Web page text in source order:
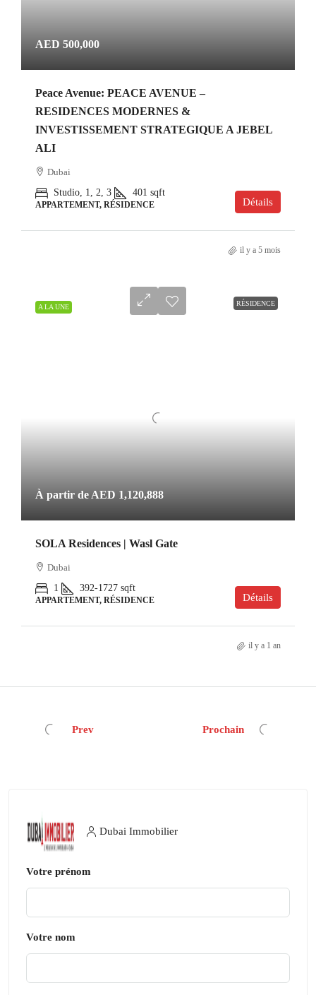
AED 500,000
Peace Avenue: PEACE AVENUE –
RESIDENCES MODERNES &
INVESTISSEMENT STRATEGIQUE A JEBEL
ALI
Dubai
Studio, 1, 2, 3
401 sqft
APPARTEMENT, RÉSIDENCE Détails
il y a 5 mois
A LA UNE RÉSIDENCE
À partir de AED 1,120,888
SOLA Residences | Wasl Gate
Dubai
1
392-1727 sqft
APPARTEMENT, RÉSIDENCE Détails
il y a 1 an
Prev Prochain
Dubai Immobilier
Votre prénom
Votre nom